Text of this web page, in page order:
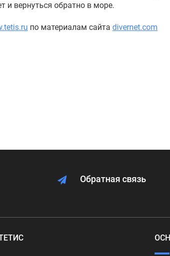
и вернуться обратно в море.
по материалам сайта divernet.com
Обратная связь